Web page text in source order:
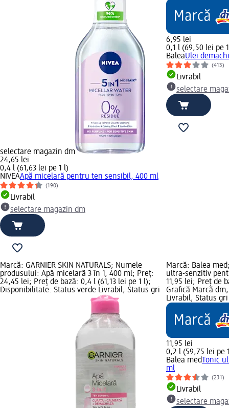
selectare magazin dm
24,65 lei
0,4 l (61,63 lei pe 1 l)
NIVEAApă micelară pentru ten sensibil, 400 ml
(190)
Livrabil
selectare magazin dm
6,95 lei
0,1 l (69,50 lei pe
BaleaUlei
(413)
Livrabil
selectare
Marcă: GARNIER SKIN NATURALS; Numele
produsului: Apă micelară 3 în 1, 400 ml; Preț:
24,45 lei; Preț de bază: 0,4 l (61,13 lei pe 1 l);
Disponibilitate: Status verde Livrabil, Status gri
Marcă: Balea
ultra-senzitiv
11,95 lei; Preț de
Grafică Marcă
Livrabil, Status
11,95 lei
0,2 l (59,75 lei pe
Balea med Tonic
ml
(231)
Livrabil
selectare